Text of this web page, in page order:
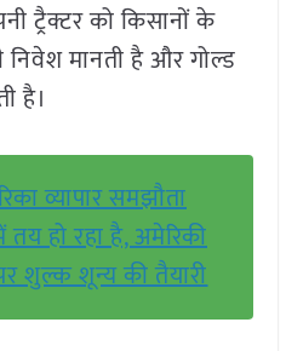
ट्रैक्टर को किसानों के
मानती है और गोल्ड
है।
व्यापार समझौता
हो रहा है, अमेरिकी
शुल्क शून्य की तैयारी